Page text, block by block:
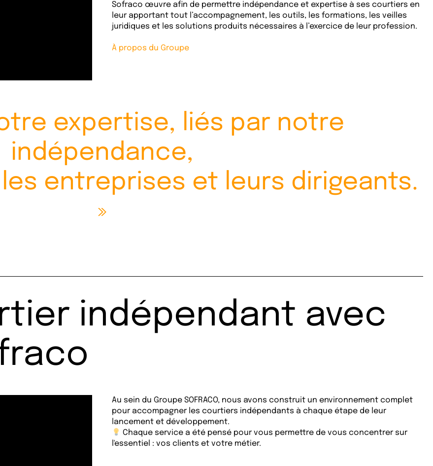
Sofraco œuvre afin de permettre indépendance et expertise à ses courtiers en
leur apportant tout l’accompagnement, les outils, les formations, les veilles
juridiques et les solutions produits nécessaires à l’exercice de leur profession.
À propos du Groupe
expertise, liés par notre
indépendance,
entreprises et leurs dirigeants.
»
indépendant avec
Au sein du Groupe SOFRACO, nous avons construit un environnement complet
pour accompagner les courtiers indépendants à chaque étape de leur
lancement et développement.
Chaque service a été pensé pour vous permettre de vous concentrer sur
l'essentiel : vos clients et votre métier.